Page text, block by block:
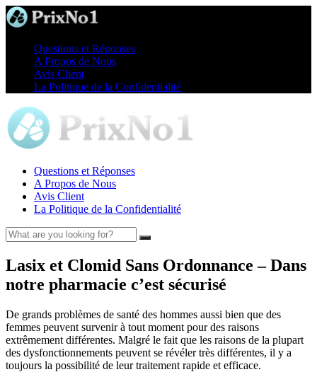
Questions et Réponses
A Propos de Nous
Avis Client
La Politique de la Confidentialité
Questions et Réponses
A Propos de Nous
Avis Client
La Politique de la Confidentialité
Lasix et Clomid Sans Ordonnance – Dans
notre pharmacie c’est sécurisé
De grands problèmes de santé des hommes aussi bien que des
femmes peuvent survenir à tout moment pour des raisons
extrêmement différentes. Malgré le fait que les raisons de la plupart
des dysfonctionnements peuvent se révéler très différentes, il y a
toujours la possibilité de leur traitement rapide et efficace.